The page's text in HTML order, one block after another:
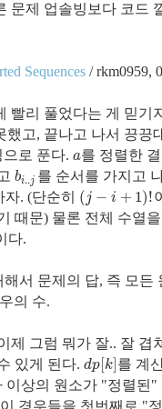
문제 업솔빙보다 코드
Sequences / rkm0959,
빨리 풀었다는 게 믿기
했고, 끝나고 나서 끙끙
로 푼다. a
a를 정렬한
bi..j
bi .j 를 순서를 가지고
자. (단순히 (j − i + 1)!
(j− i+ 1) !
때문) 물론 전체 수열
다.
해서 문제의 답, 즉 모든
의 수.
제 그럼 뭐가 잘.. 잘 겹
있게 된다. dp k
dp[ k] 를 계
이상의 원소가 "정렬된"